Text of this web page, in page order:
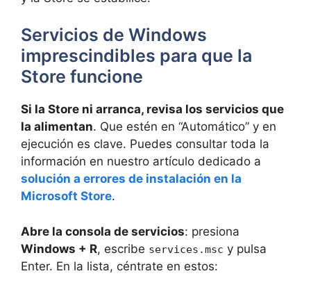
Servicios de Windows
imprescindibles para que la
Store funcione
Si la Store ni arranca, revisa los servicios que
la alimentan. Que estén en “Automático” y en
ejecución es clave. Puedes consultar toda la
información en nuestro artículo dedicado a
solución a errores de instalación en la
Microsoft Store.
Abre la consola de servicios: presiona
Windows + R, escribe services.msc y pulsa
Enter. En la lista, céntrate en estos: